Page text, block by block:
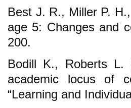
Best J. R., Miller P.
age 5: Changes and
200.
Bodill K., Roberts L.
academic locus of
“Learning and